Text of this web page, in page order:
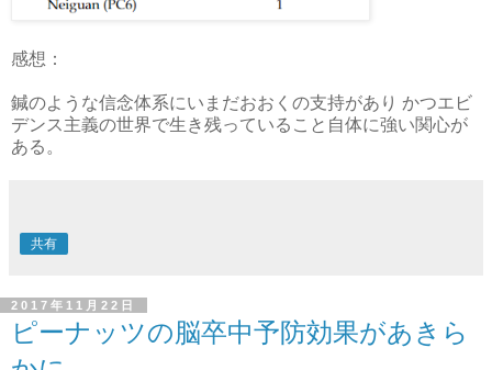
感想：
鍼のような信念体系にいまだおおくの支持があり かつエビ
デンス主義の世界で生き残っていること自体に強い関心が
ある。
共有
2017年11月22日
ピーナッツの脳卒中予防効果があきら